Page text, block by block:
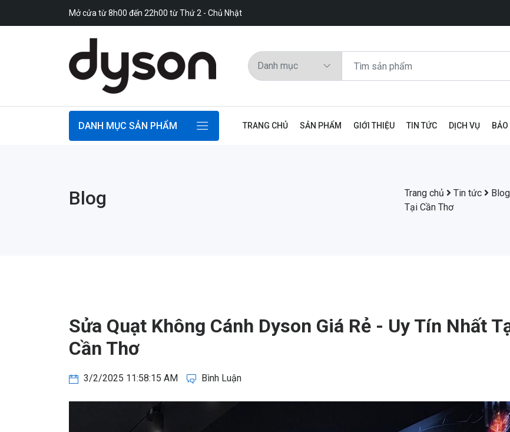
Mở cửa từ 8h00 đến 22h00 từ Thứ 2 - Chủ Nhật
DANH MỤC SẢN PHẨM TRANG CHỦ SẢN PHẨM GIỚI THIỆU TIN TỨC DỊCH VỤ
Blog Trang chủ Tin tức Blog
Tại Cần Thơ
Sửa Quạt Không Cánh Dyson Giá Rẻ - Uy Tín Nhất
Cần Thơ
3/2/2025 11:58:15 AM Bình Luận